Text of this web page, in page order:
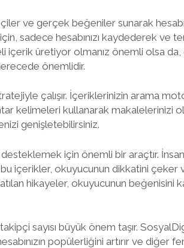
ve gerçek beğeniler sunarak
sadece hesabınızı kaydederek ve
içerik üretiyor olmanız önemli olsa
önemlidir.
çalışır. İçeriklerinizin arama
kelimeleri kullanarak makalelerinizi
genişletebilirsiniz.
için önemli bir araçtır.
içerikler, okuyucunun dikkatini çeker
hikayeler, okuyucunun beğenisini
sayısı büyük önem taşır.
popülerliğini artırır ve diğer